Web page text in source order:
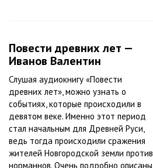
Повести древних лет —
Иванов Валентин
Слушая аудиокнигу «Повести
древних лет», можно узнать о
событиях, которые происходили в
девятом веке. Именно этот период
стал начальным для Древней Руси,
ведь тогда происходили сражения
жителей Новгородской земли против
норманнов. Очень подробно описаны